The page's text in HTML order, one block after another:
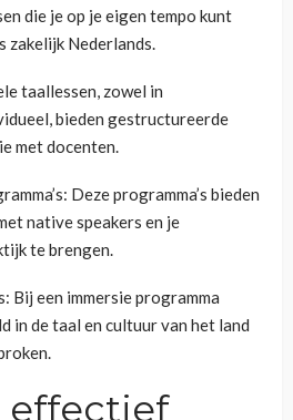
die je op je eigen tempo kunt
zakelijk Nederlands.
taallessen, zowel in
bieden gestructureerde
met docenten.
Deze programma’s bieden
native speakers en je
te brengen.
Bij een immersie programma
in de taal en cultuur van het land
effectief